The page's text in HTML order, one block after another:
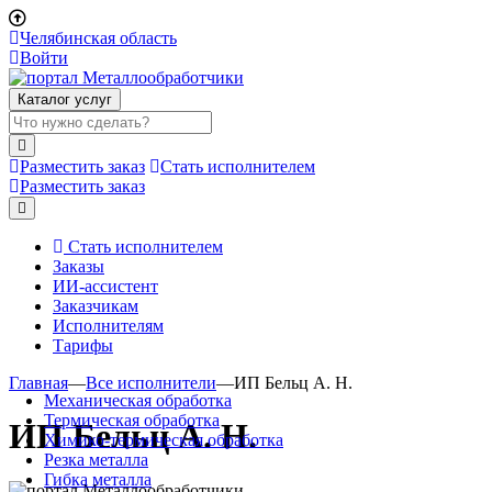
Челябинская область
Войти
Каталог услуг
Разместить заказ
Стать исполнителем
Разместить заказ
Стать исполнителем
Заказы
ИИ-ассистент
Заказчикам
Исполнителям
Тарифы
Механическая обработка
Термическая обработка
Химико-термическая обработка
Резка металла
Гибка металла
Главная—Все исполнители—ИП Бельц А. Н.
ИП Бельц А. Н.